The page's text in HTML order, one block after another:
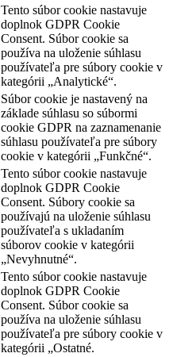
Tento súbor cookie nastavuje
doplnok GDPR Cookie
Consent. Súbor cookie sa
používa na uloženie súhlasu
používateľa pre súbory cookie v
kategórii „Analytické“.
Súbor cookie je nastavený na
základe súhlasu so súbormi
cookie GDPR na zaznamenanie
súhlasu používateľa pre súbory
cookie v kategórii „Funkčné“.
Tento súbor cookie nastavuje
doplnok GDPR Cookie
Consent. Súbory cookie sa
používajú na uloženie súhlasu
používateľa s ukladaním
súborov cookie v kategórii
„Nevyhnutné“.
Tento súbor cookie nastavuje
doplnok GDPR Cookie
Consent. Súbor cookie sa
používa na uloženie súhlasu
používateľa pre súbory cookie v
kategórii „Ostatné.